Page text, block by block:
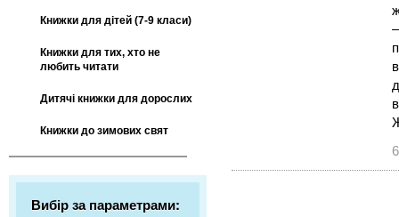
Книжки для дітей (7-9 класи)
Книжки для тих, хто не
любить читати
Дитячі книжки для дорослих
Книжки до зимових свят
Вибір за параметрами: